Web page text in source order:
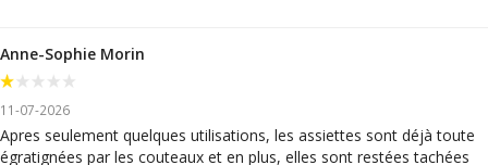
Anne-Sophie Morin
11-07-2026
Apres seulement quelques utilisations, les assiettes sont déjà toute
égratignées par les couteaux et en plus, elles sont restées tachées